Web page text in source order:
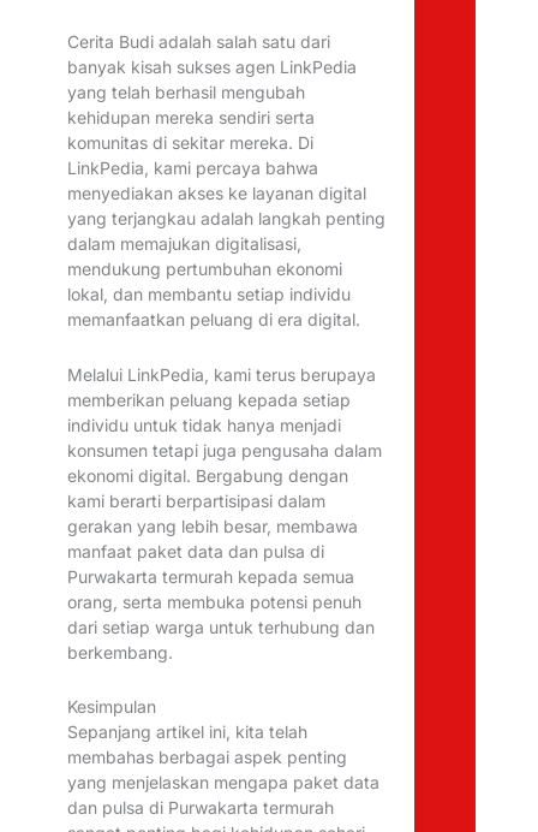
Cerita Budi adalah salah satu dari
banyak kisah sukses agen LinkPedia
yang telah berhasil mengubah
kehidupan mereka sendiri serta
komunitas di sekitar mereka. Di
LinkPedia, kami percaya bahwa
menyediakan akses ke layanan digital
yang terjangkau adalah langkah penting
dalam memajukan digitalisasi,
mendukung pertumbuhan ekonomi
lokal, dan membantu setiap individu
memanfaatkan peluang di era digital.
Melalui LinkPedia, kami terus berupaya
memberikan peluang kepada setiap
individu untuk tidak hanya menjadi
konsumen tetapi juga pengusaha dalam
ekonomi digital. Bergabung dengan
kami berarti berpartisipasi dalam
gerakan yang lebih besar, membawa
manfaat paket data dan pulsa di
Purwakarta termurah kepada semua
orang, serta membuka potensi penuh
dari setiap warga untuk terhubung dan
berkembang.
Kesimpulan
Sepanjang artikel ini, kita telah
membahas berbagai aspek penting
yang menjelaskan mengapa paket data
dan pulsa di Purwakarta termurah